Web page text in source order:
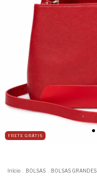
FRETE GRÁTIS
Início BOLSAS BOLSAS GRANDES